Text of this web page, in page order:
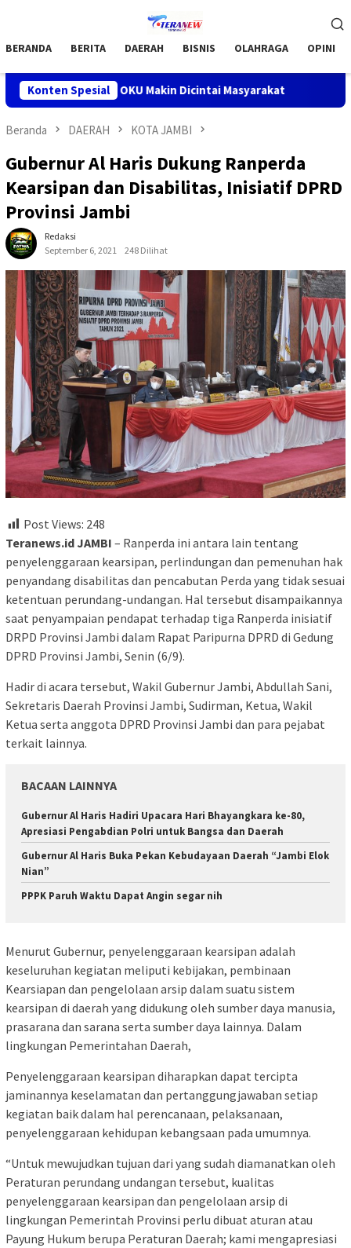
Mobile
BERANDA BERITA DAERAH BISNIS OLAHRAGA OPINI
Konten Spesial
OKU Makin Dicintai Masyarakat Bupati OKU H
Beranda DAERAH KOTA JAMBI
Gubernur Al Haris Dukung Ranperda
Kearsipan dan Disabilitas, Inisiatif DPRD
Provinsi Jambi
Redaksi
September 6, 2021
248 Dilihat
Post Views: 248
Teranews.id JAMBI – Ranperda ini antara lain tentang
penyelenggaraan kearsipan, perlindungan dan pemenuhan hak
penyandang disabilitas dan pencabutan Perda yang tidak sesuai
ketentuan perundang-undangan. Hal tersebut disampaikannya
saat penyampaian pendapat terhadap tiga Ranperda inisiatif
DRPD Provinsi Jambi dalam Rapat Paripurna DPRD di Gedung
DPRD Provinsi Jambi, Senin (6/9).
Hadir di acara tersebut, Wakil Gubernur Jambi, Abdullah Sani,
Sekretaris Daerah Provinsi Jambi, Sudirman, Ketua, Wakil
Ketua serta anggota DPRD Provinsi Jambi dan para pejabat
terkait lainnya.
BACAAN LAINNYA
Gubernur Al Haris Hadiri Upacara Hari Bhayangkara ke-80,
Apresiasi Pengabdian Polri untuk Bangsa dan Daerah
Gubernur Al Haris Buka Pekan Kebudayaan Daerah “Jambi Elok
Nian”
PPPK Paruh Waktu Dapat Angin segar nih
Menurut Gubernur, penyelenggaraan kearsipan adalah
keseluruhan kegiatan meliputi kebijakan, pembinaan
Kearsiapan dan pengelolaan arsip dalam suatu sistem
kearsipan di daerah yang didukung oleh sumber daya manusia,
prasarana dan sarana serta sumber daya lainnya. Dalam
lingkungan Pemerintahan Daerah,
Penyelenggaraan kearsipan diharapkan dapat tercipta
jaminannya keselamatan dan pertanggungjawaban setiap
kegiatan baik dalam hal perencanaan, pelaksanaan,
penyelenggaraan kehidupan kebangsaan pada umumnya.
“Untuk mewujudkan tujuan dari yang sudah diamanatkan oleh
Peraturan perundang undangan tersebut, kualitas
penyelenggaraan kearsipan dan pengelolaan arsip di
lingkungan Pemerintah Provinsi perlu dibuat aturan atau
Payung Hukum berupa Peraturan Daerah; kami mengapresiasi